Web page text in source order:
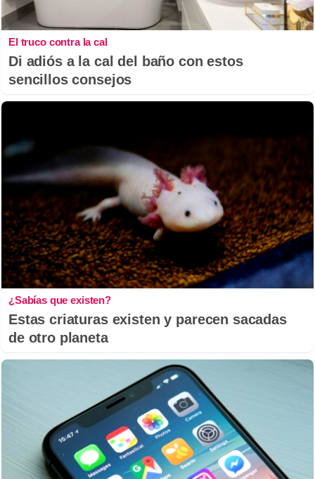
El truco contra la cal
Di adiós a la cal del baño con estos
sencillos consejos
¿Sabías que existen?
Estas criaturas existen y parecen sacadas
de otro planeta